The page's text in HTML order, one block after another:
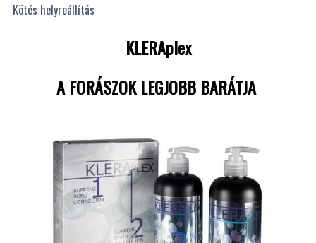
Kötés helyreállítás
KLERAplex
A FORÁSZOK LEGJOBB BARÁTJA